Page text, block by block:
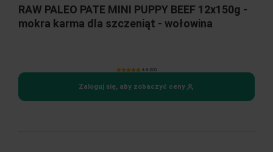
RAW PALEO PATE MINI PUPPY BEEF 12x150g -
mokra karma dla szczeniąt - wołowina
4.9 (32)
Zaloguj się, aby zobaczyć ceny